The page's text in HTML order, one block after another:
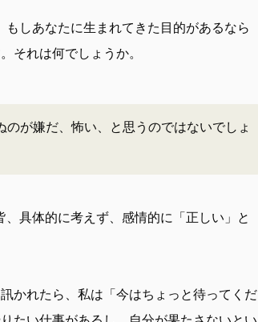
しあなたに生まれてきた目的があるなら
それは何でしょうか。
が嫌だ、怖い、と思うのではないでしょ
具体的に考えず、感情的に「正しい」と
かれたら、私は「今はちょっと待ってくだ